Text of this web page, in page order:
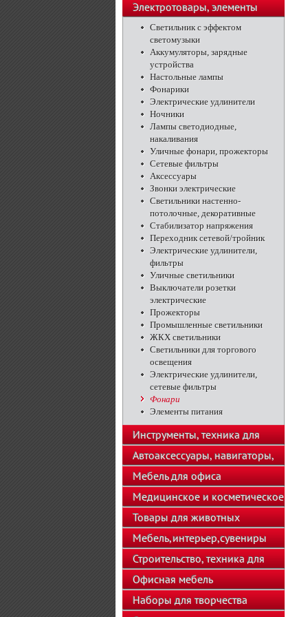
телефоны
Электротовары, элементы
питания, освещение
Светильник с эффектом
светомузыки
Аккумуляторы, зарядные
устройства
Настольные лампы
Фонарики
Электрические удлинители
Ночники
Лампы светодиодные,
накаливания
Уличные фонари, прожекторы
Сетевые фильтры
Аксессуары
Звонки электрические
Светильники настенно-
потолочные, декоративные
Стабилизатор напряжения
Переходник сетевой/тройник
Электрические удлинители,
фильтры
Уличные светильники
Выключатели розетки
электрические
Прожекторы
Промышленные светильники
ЖКХ светильники
Светильники для торгового
освещения
Электрические удлинители,
сетевые фильтры
Фонари
Элементы питания
Инструменты, техника для
подсобного хозяйства
Автоаксессуары, навигаторы,
автозвук
Мебель для офиса
Медицинское и косметическое
оборудование
Товары для животных
Мебель,интерьер,сувениры
Строительство, техника для
хозяйства
Офисная мебель
Наборы для творчества